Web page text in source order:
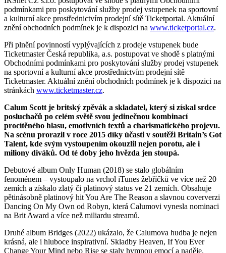
podmínkami pro poskytování služby prodej vstupenek na sportovní
a kulturní akce prostřednictvím prodejní sítě Ticketportal. Aktuální
znění obchodních podmínek je k dispozici na www.ticketportal.cz.
Při plnění povinností vyplývajících z prodeje vstupenek bude
Ticketmaster Česká republika, a.s. postupovat ve shodě s platnými
Obchodními podmínkami pro poskytování služby prodej vstupenek
na sportovní a kulturní akce prostřednictvím prodejní sítě
Ticketmaster. Aktuální znění obchodních podmínek je k dispozici na
stránkách www.ticketmaster.cz.
Calum Scott je britský zpěvák a skladatel, který si získal srdce
posluchačů po celém světě svou jedinečnou kombinací
procítěného hlasu, emotivních textů a charismatického projevu.
Na scénu prorazil v roce 2015 díky účasti v soutěži Britain’s Got
Talent, kde svým vystoupením okouzlil nejen porotu, ale i
miliony diváků. Od té doby jeho hvězda jen stoupá.
Debutové album Only Human (2018) se stalo globálním
fenoménem – vystoupalo na vrchol iTunes žebříčků ve více než 20
zemích a získalo zlatý či platinový status ve 21 zemích. Obsahuje
pětinásobně platinový hit You Are The Reason a slavnou coververzi
Dancing On My Own od Robyn, která Calumovi vynesla nominaci
na Brit Award a více než miliardu streamů.
Druhé album Bridges (2022) ukázalo, že Calumova hudba je nejen
krásná, ale i hluboce inspirativní. Skladby Heaven, If You Ever
Change Your Mind nebo Rise se staly hymnou emocí a naděje.